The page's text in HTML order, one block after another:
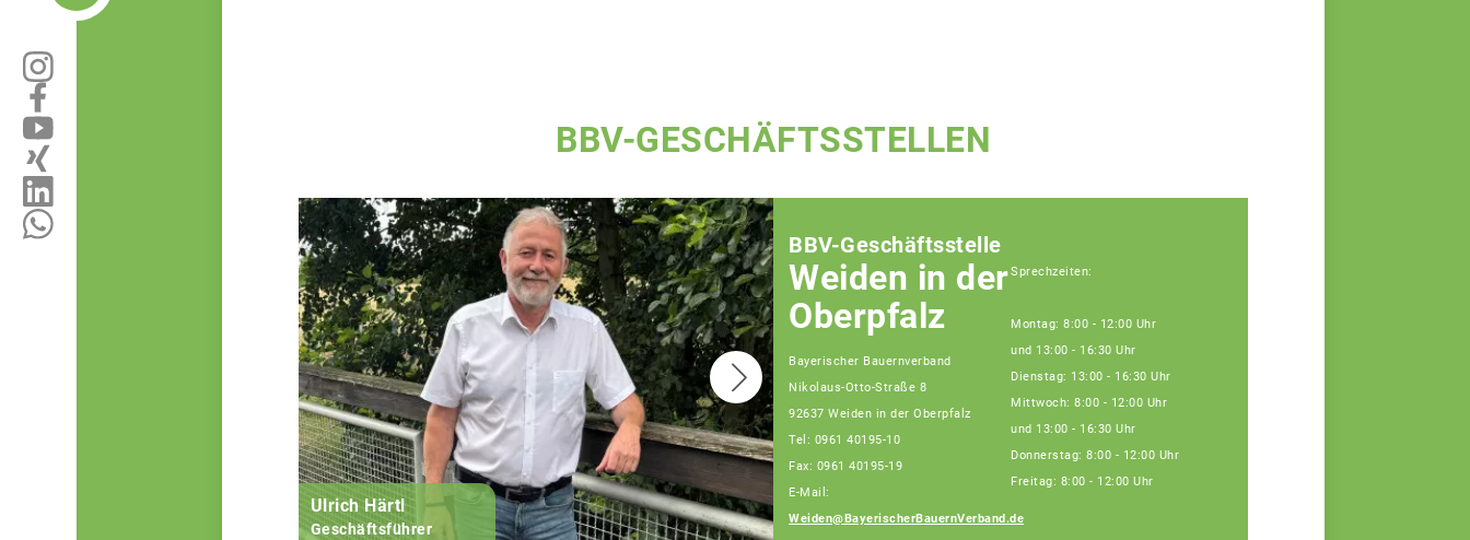
BBV-GESCHÄFTSSTELLEN
Ulrich Härtl
Geschäftsführer Fachberater
BBV-Geschäftsstelle
Weiden in der
Oberpfalz
Bayerischer Bauernverband
Nikolaus-Otto-Straße 8
92637 Weiden in der Oberpfalz
Tel: 0961 40195-10
Fax: 0961 40195-19
E-Mail:
Weiden@BayerischerBauernVerband.de
Sprechzeiten:
Montag: 8:00 - 12:00 Uhr
und 13:00 - 16:30 Uhr
Dienstag: 13:00 - 16:30 Uhr
Mittwoch: 8:00 - 12:00 Uhr
und 13:00 - 16:30 Uhr
Donnerstag: 8:00 - 12:00 Uhr
Freitag: 8:00 - 12:00 Uhr